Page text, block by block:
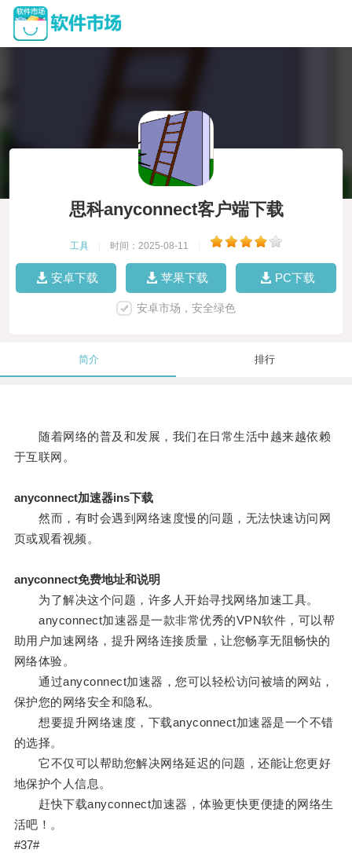
思科anyconnect客户端下载
工具 时间：2025-08-11
安卓下载 苹果下载 PC下载
安卓市场，安全绿色
简介 排行
随着网络的普及和发展，我们在日常生活中越来越依赖
于互联网。
anyconnect加速器ins下载
然而，有时会遇到网络速度慢的问题，无法快速访问网
页或观看视频。
anyconnect免费地址和说明
为了解决这个问题，许多人开始寻找网络加速工具。
anyconnect加速器是一款非常优秀的VPN软件，可以帮
助用户加速网络，提升网络连接质量，让您畅享无阻畅快的
网络体验。
通过anyconnect加速器，您可以轻松访问被墙的网站，
保护您的网络安全和隐私。
想要提升网络速度，下载anyconnect加速器是一个不错
的选择。
它不仅可以帮助您解决网络延迟的问题，还能让您更好
地保护个人信息。
赶快下载anyconnect加速器，体验更快更便捷的网络生
活吧！。
#37#